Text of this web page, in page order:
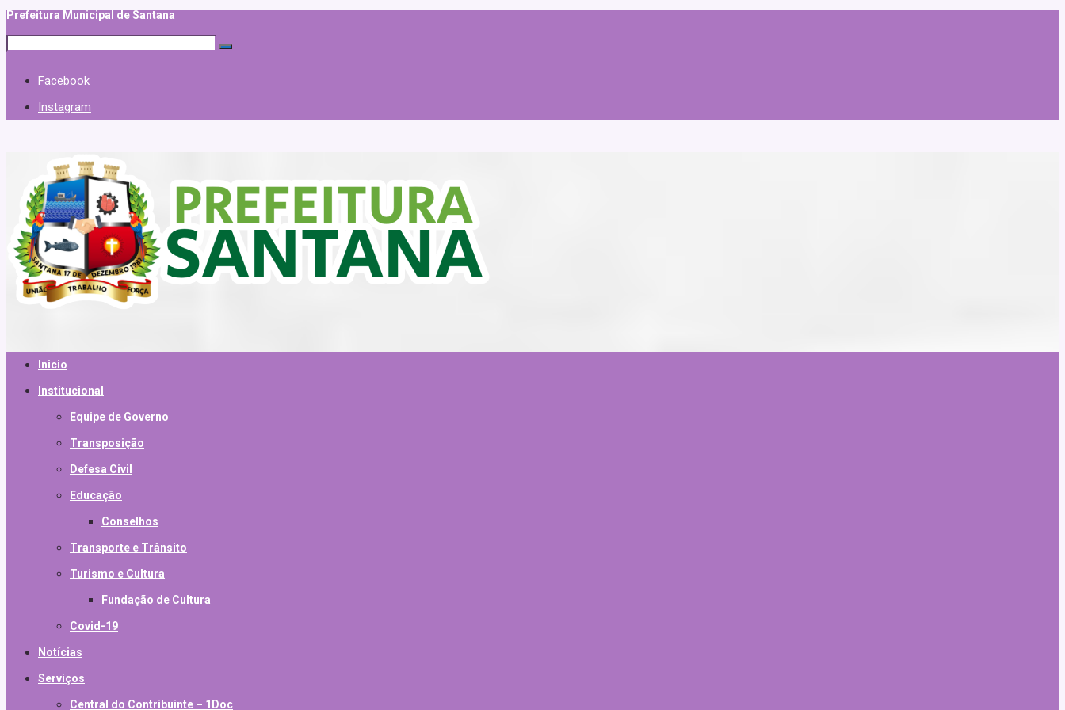
Prefeitura Municipal de Santana
Facebook
Instagram
Inicio
Institucional
Equipe de Governo
Transposição
Defesa Civil
Educação
Conselhos
Transporte e Trânsito
Turismo e Cultura
Fundação de Cultura
Covid-19
Notícias
Serviços
Central do Contribuinte – 1Doc